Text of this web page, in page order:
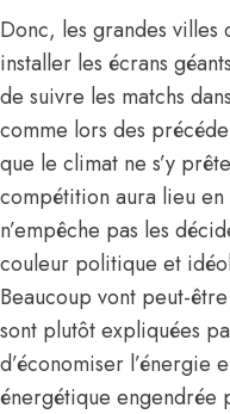
Donc, les grandes villes
installer les écrans
de suivre les matchs
comme lors des
que le climat ne s’y
compétition aura lieu
n’empêche pas les
couleur politique et
Beaucoup vont peut-
sont plutôt expliquées
d’économiser l’énergie
énergétique engendrée